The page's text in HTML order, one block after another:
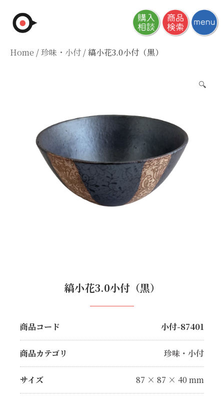
Home /珍味・小付 / 縞小花3.0小付（黒）
🔍
縞小花3.0小付（黒）
商品コード 小付-87401
商品カテゴリ 珍味・小付
サイズ 87 × 87 × 40 mm